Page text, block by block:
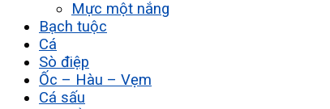
Mực một nắng
Bạch tuộc
Cá
Sò điệp
Ốc – Hàu – Vẹm
Cá sấu